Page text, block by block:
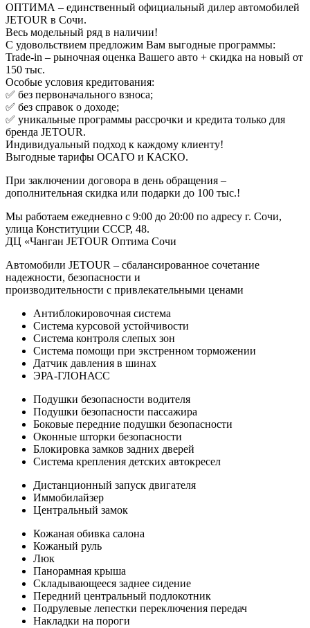
ОПТИМА – единственный официальный дилер автомобилей
JETOUR в Сочи.
Весь модельный ряд в наличии!
С удовольствием предложим Вам выгодные программы:
Trade-in – рыночная оценка Вашего авто + скидка на новый от
150 тыс.
Особые условия кредитования:
✅ без первоначального взноса;
✅ без справок о доходе;
✅ уникальные программы рассрочки и кредита только для
бренда JETOUR.
Индивидуальный подход к каждому клиенту!
Выгодные тарифы ОСАГО и КАСКО.
При заключении договора в день обращения –
дополнительная скидка или подарки до 100 тыс.!
Мы работаем ежедневно с 9:00 до 20:00 по адресу г. Сочи,
улица Конституции СССР, 48.
ДЦ «Чанган JETOUR Оптима Сочи
Автомобили JETOUR – сбалансированное сочетание
надежности, безопасности и
производительности с привлекательными ценами
Антиблокировочная система
Система курсовой устойчивости
Система контроля слепых зон
Система помощи при экстренном торможении
Датчик давления в шинах
ЭРА-ГЛОНАСС
Подушки безопасности водителя
Подушки безопасности пассажира
Боковые передние подушки безопасности
Оконные шторки безопасности
Блокировка замков задних дверей
Система крепления детских автокресел
Дистанционный запуск двигателя
Иммобилайзер
Центральный замок
Кожаная обивка салона
Кожаный руль
Люк
Панорамная крыша
Складывающееся заднее сидение
Передний центральный подлокотник
Подрулевые лепестки переключения передач
Накладки на пороги